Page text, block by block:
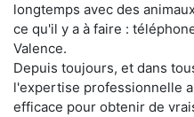
longtemps avec des
ce qu'il y a à faire :
Valence.
Depuis toujours, et dans
l'expertise professionnelle
efficace pour obtenir de